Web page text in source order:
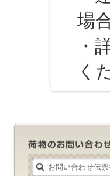
場
・
く